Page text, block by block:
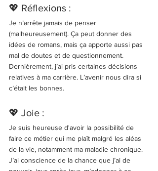
💖 Réflexions :
Je n’arrête jamais de penser
(malheureusement). Ça peut donner des
idées de romans, mais ça apporte aussi pas
mal de doutes et de questionnement.
Dernièrement, j’ai pris certaines décisions
relatives à ma carrière. L’avenir nous dira si
c’était les bonnes.
💖 Joie :
Je suis heureuse d'avoir la possibilité de
faire ce métier qui me plaît malgré les aléas
de la vie, notamment ma maladie chronique.
J’ai conscience de la chance que j’ai de